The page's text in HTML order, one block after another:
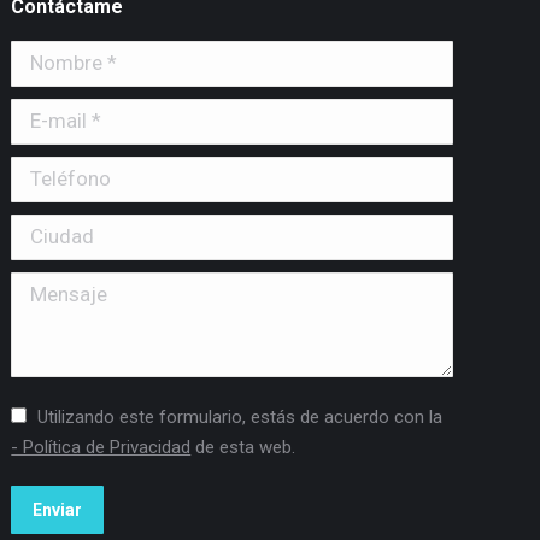
Contáctame
Nombre *
E-mail *
Teléfono
Ciudad
Mensaje
Utilizando este formulario, estás de acuerdo con la
- Política de Privacidad de esta web.
Enviar